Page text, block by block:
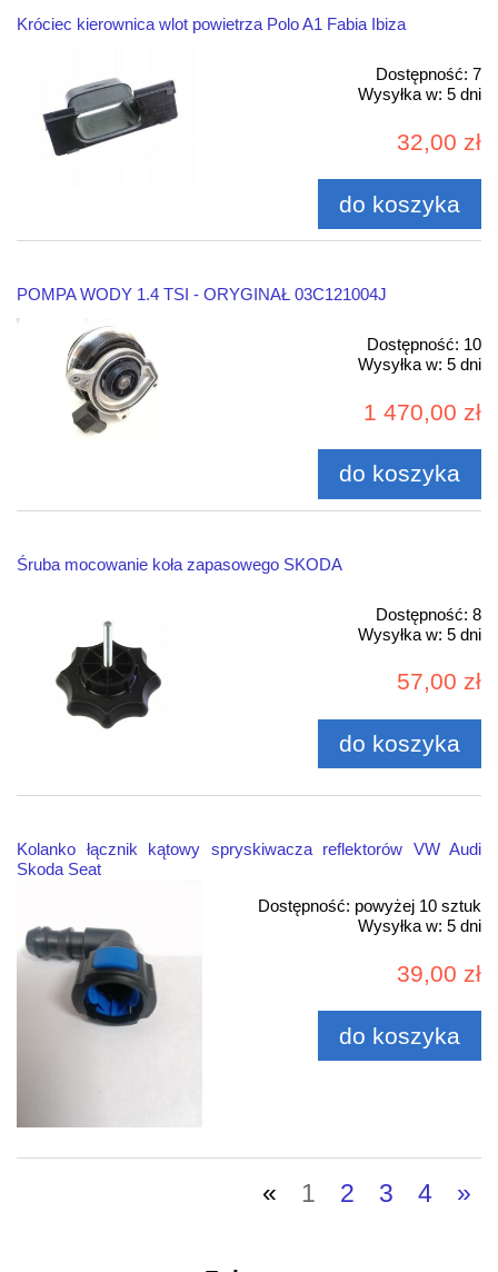
Króciec kierownica wlot powietrza Polo A1 Fabia Ibiza
Dostępność: 7
Wysyłka w: 5 dni
32,00 zł
do koszyka
POMPA WODY 1.4 TSI - ORYGINAŁ 03C121004J
Dostępność: 10
Wysyłka w: 5 dni
1 470,00 zł
do koszyka
Śruba mocowanie koła zapasowego SKODA
Dostępność: 8
Wysyłka w: 5 dni
57,00 zł
do koszyka
Kolanko łącznik kątowy spryskiwacza reflektorów VW Audi
Skoda Seat
Dostępność: powyżej 10 sztuk
Wysyłka w: 5 dni
39,00 zł
do koszyka
« 1 2 3 4 »